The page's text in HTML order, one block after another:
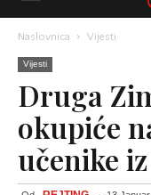
Naslovnica Vijesti
Vijesti
Druga
okupiće
učenike iz